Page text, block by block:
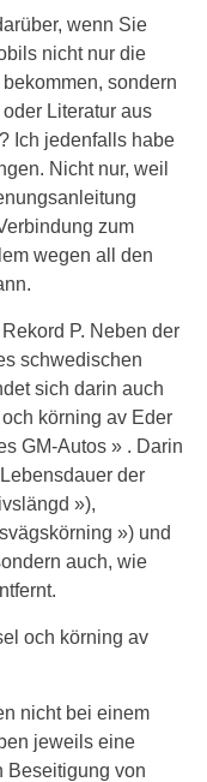
wenn Sie
nicht nur die
sondern
Literatur aus
Ich jedenfalls habe
Nicht nur, weil
zum
wegen all den
P. Neben der
schwedischen
sich darin auch
körning av Eder
GM-Autos » . Darin
der
»),
») und
auch, wie
nicht bei einem
jeweils eine
Beseitigung von